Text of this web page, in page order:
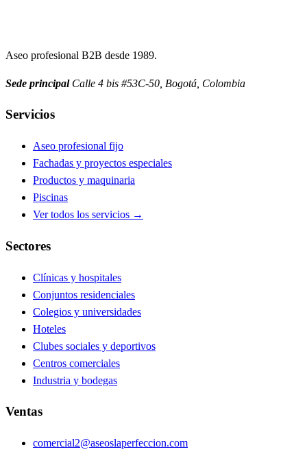
Aseo profesional B2B desde 1989.
Sede principalCalle 4 bis #53C-50, Bogotá, Colombia
Servicios
Aseo profesional fijo
Fachadas y proyectos especiales
Productos y maquinaria
Piscinas
Ver todos los servicios →
Sectores
Clínicas y hospitales
Conjuntos residenciales
Colegios y universidades
Hoteles
Clubes sociales y deportivos
Centros comerciales
Industria y bodegas
Ventas
comercial2@aseoslaperfeccion.com